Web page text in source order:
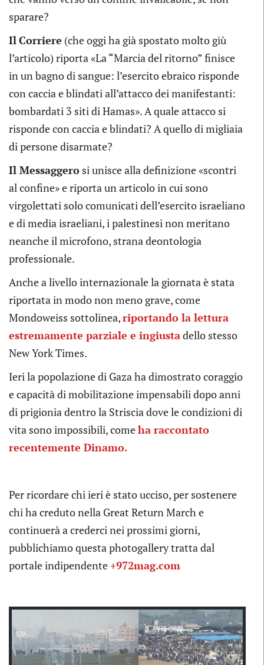
sparare?
IlCorriere (che oggi ha già spostato molto giù
l’articolo) riporta «La “Marcia del ritorno” finisce
in un bagno di sangue: l’esercito ebraico risponde
con caccia e blindati all’attacco dei manifestanti:
bombardati 3 siti di Hamas». A quale attacco si
risponde con caccia e blindati? A quello di migliaia
di persone disarmate?
Il Messaggero si unisce alla definizione «scontri
al confine» e riporta un articolo in cui sono
virgolettati solo comunicati dell’esercito israeliano
e di media israeliani, i palestinesi non meritano
neanche il microfono, strana deontologia
professionale.
Anche a livello internazionale la giornata è stata
riportata in modo non meno grave, come
Mondoweiss sottolinea,riportando la lettura
estremamente parziale e ingiustadello stesso
New York Times.
Ieri la popolazione di Gaza ha dimostrato coraggio
e capacità di mobilitazione impensabili dopo anni
di prigionia dentro la Striscia dove le condizioni di
vita sono impossibili, comeha raccontato
recentemente Dinamo.
Per ricordare chi ieri è stato ucciso, per sostenere
chi ha creduto nella Great Return March e
continuerà a crederci nei prossimi giorni,
pubblichiamo questa photogallery tratta dal
portale indipendente +972mag.com